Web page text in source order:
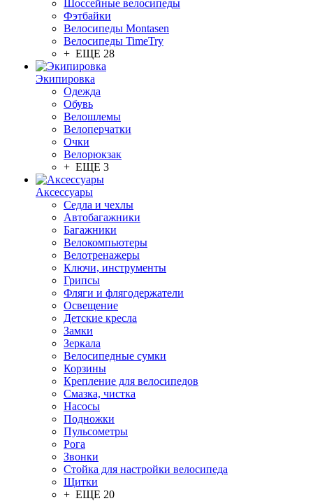
Шоссейные велосипеды
Фэтбайки
Велосипеды Montasen
Велосипеды TimeTry
+ ЕЩЕ 28
Экипировка
Одежда
Обувь
Велошлемы
Велоперчатки
Очки
Велорюкзак
+ ЕЩЕ 3
Аксессуары
Седла и чехлы
Автобагажники
Багажники
Велокомпьютеры
Велотренажеры
Ключи, инструменты
Грипсы
Фляги и флягодержатели
Освещение
Детские кресла
Замки
Зеркала
Велосипедные сумки
Корзины
Крепление для велосипедов
Смазка, чистка
Насосы
Подножки
Пульсометры
Рога
Звонки
Стойка для настройки велосипеда
Щитки
+ ЕЩЕ 20